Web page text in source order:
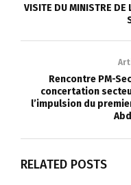
VISITE DU MINISTRE DE
Rencontre PM-
concertation
l’impulsion du
RELATED POSTS